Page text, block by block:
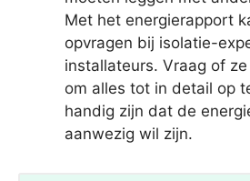
Met het energierapport
opvragen bij isolatie-
installateurs. Vraag of
om alles tot in detail op
handig zijn dat de
aanwezig wil zijn.